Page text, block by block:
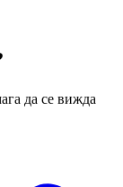
да се вижда